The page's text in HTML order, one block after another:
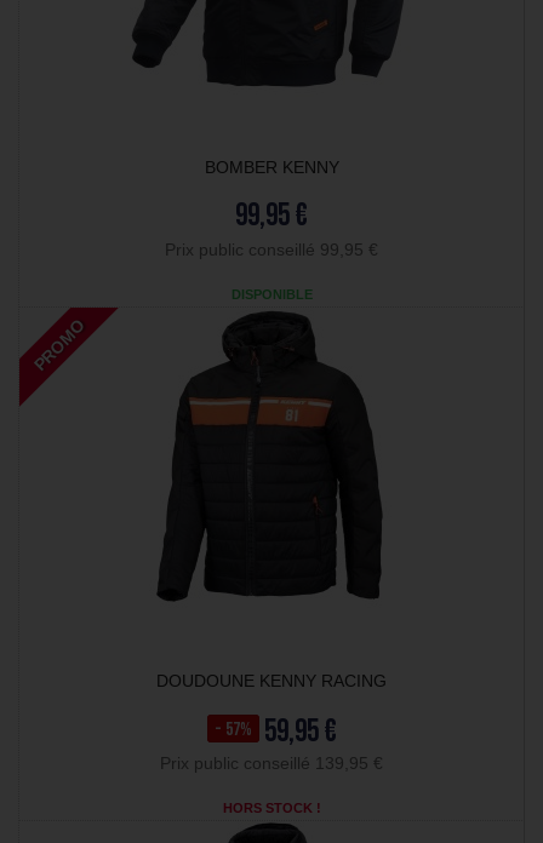
BOMBER KENNY
99,95 €
Prix public conseillé 99,95 €
DISPONIBLE
PROMO
DOUDOUNE KENNY RACING
- 57% 59,95 €
Prix public conseillé 139,95 €
HORS STOCK !